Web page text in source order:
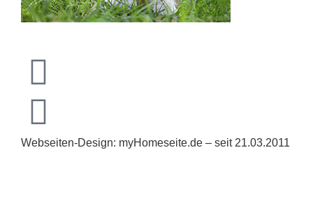
Webseiten-Design: myHomeseite.de – seit 21.03.2011